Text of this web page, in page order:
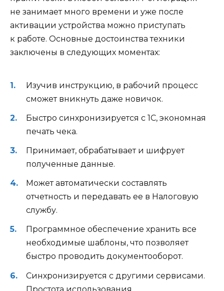
не занимает много времени и уже после
активации устройства можно приступать
к работе. Основные достоинства техники
заключены в следующих моментах:
Изучив инструкцию, в рабочий процесс
сможет вникнуть даже новичок.
Быстро синхронизируется с 1С, экономная
печать чека.
Принимает, обрабатывает и шифрует
полученные данные.
Может автоматически составлять
отчетность и передавать ее в Налоговую
службу.
Программное обеспечение хранить все
необходимые шаблоны, что позволяет
быстро проводить документооборот.
Синхронизируется с другими сервисами.
Простота использования,